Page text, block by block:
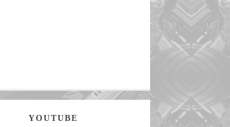
YOUTUBE